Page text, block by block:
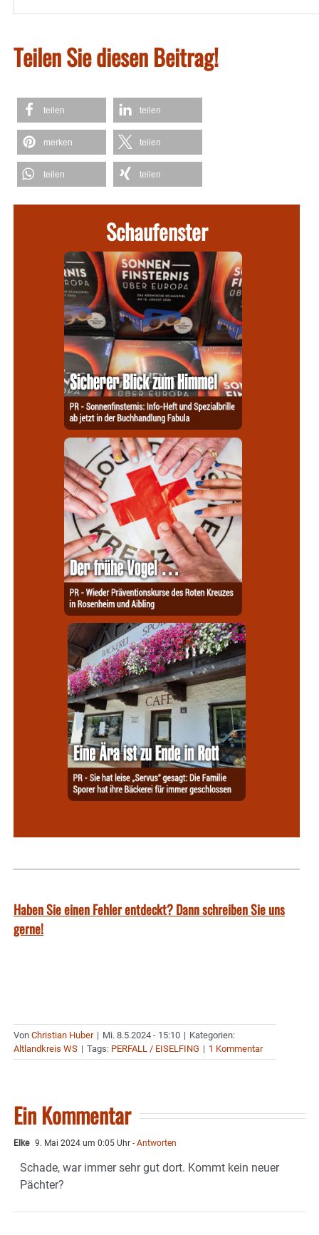
Teilen Sie diesen Beitrag!
teilen teilen
merken teilen
teilen teilen
Schaufenster
Haben Sie einen Fehler entdeckt? Dann schreiben Sie uns
gerne!
Von Christian Huber | Mi. 8.5.2024 - 15:10 | Kategorien:
Altlandkreis WS | Tags: PERFALL / EISELFING | 1 Kommentar
Ein Kommentar
Elke 9. Mai 2024 um 0:05 Uhr - Antworten
Schade, war immer sehr gut dort. Kommt kein neuer
Pächter?